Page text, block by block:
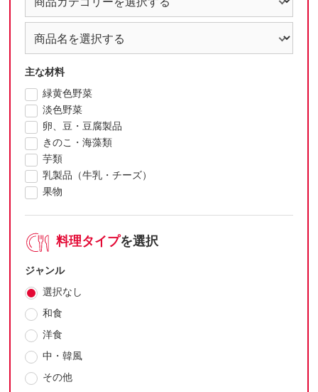
主な材料
緑黄色野菜
淡色野菜
卵、豆・豆腐製品
きのこ・海藻類
芋類
乳製品（牛乳・チーズ）
果物
料理タイプを選択
ジャンル
選択なし
和食
洋食
中・韓風
その他